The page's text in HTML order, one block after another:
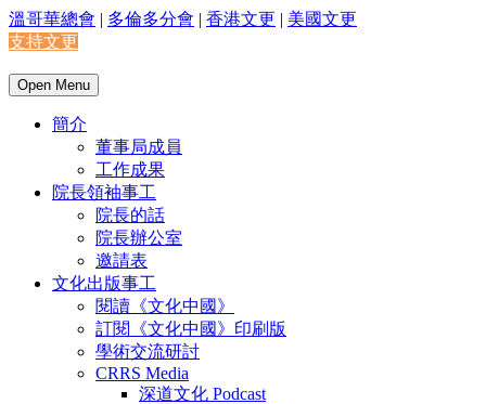
溫哥華總會 | 多倫多分會 | 香港文更 | 美國文更
支持文更
Open Menu
簡介
董事局成員
工作成果
院長領袖事工
院長的話
院長辦公室
邀請表
文化出版事工
閱讀《文化中國》
訂閱《文化中國》印刷版
學術交流研討
CRRS Media
深道文化 Podcast